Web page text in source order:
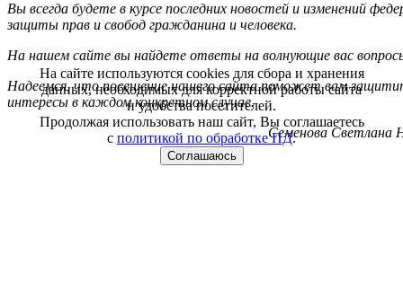
Вы всегда будете в курсе последних новостей и изменений
защиты прав и свобод гражданина и человека.
На нашем сайте вы найдете ответы на волнующие вас
Надеемся, что посещение нашего сайта поможет вам
интересы в каждом конкретном случае.
Семенова Светлана
На сайте используются cookies для сбора и хранения
данных, необходимых для корректной работы сайта
и удобства посетителей.
Продолжая использовать наш сайт, Вы соглашаетесь
с политикой по обработке ПД.
Соглашаюсь